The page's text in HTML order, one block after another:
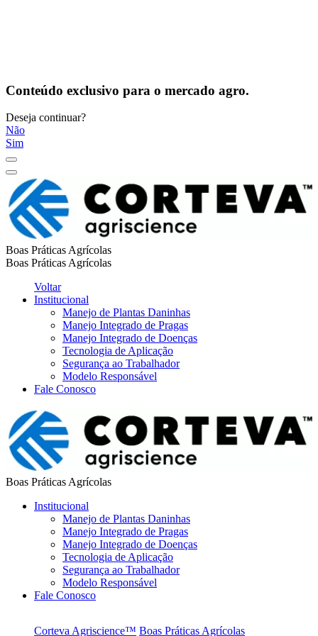
Conteúdo exclusivo para o mercado agro.
Deseja continuar?
Não
Sim
Boas Práticas Agrícolas
Boas Práticas Agrícolas
Voltar
Institucional
Manejo de Plantas Daninhas
Manejo Integrado de Pragas
Manejo Integrado de Doenças
Tecnologia de Aplicação
Segurança ao Trabalhador
Modelo Responsável
Fale Conosco
Boas Práticas Agrícolas
Institucional
Manejo de Plantas Daninhas
Manejo Integrado de Pragas
Manejo Integrado de Doenças
Tecnologia de Aplicação
Segurança ao Trabalhador
Modelo Responsável
Fale Conosco
Corteva Agriscience™ Boas Práticas Agrícolas